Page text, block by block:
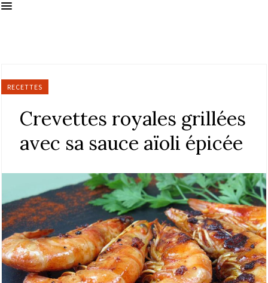
RECETTES
Crevettes royales grillées
avec sa sauce aïoli épicée